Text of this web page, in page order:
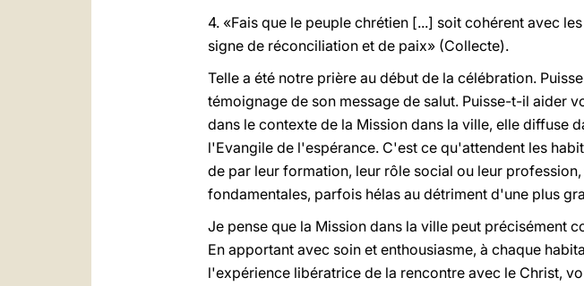
4. «Fais que le peuple chrétien [...] soit cohérent avec
signe de réconciliation et de paix» (Collecte).
Telle a été notre prière au début de la célébration.
témoignage de son message de salut. Puisse-t-il aider
dans le contexte de la Mission dans la ville, elle diffuse
l'Evangile de l'espérance. C'est ce qu'attendent les
de par leur formation, leur rôle social ou leur
fondamentales, parfois hélas au détriment d'une plus
Je pense que la Mission dans la ville peut précisément
En apportant avec soin et enthousiasme, à chaque
l'expérience libératrice de la rencontre avec le Christ,